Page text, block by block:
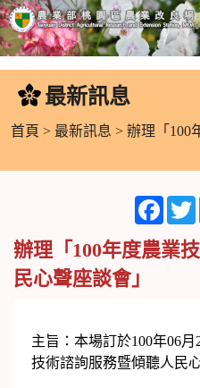
跳
要
容
最新訊息
首頁 > 最新訊息 > 辦理「100
辦理「100年度農業
民心聲座談會」
主旨：本場訂於100年06
技術諮詢服務暨傾聽人民